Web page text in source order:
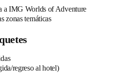
a IMG Worlds of Adventure
zonas temáticas
regreso al hotel)